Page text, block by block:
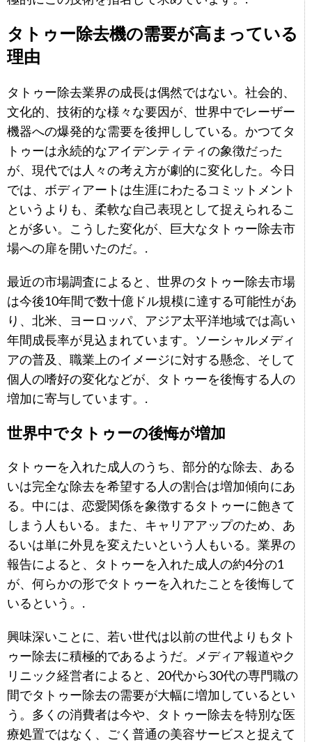
タトゥー除去機の需要が高まっている
理由
タトゥー除去業界の成長は偶然ではない。社会的、
文化的、技術的な様々な要因が、世界中でレーザー
機器への爆発的な需要を後押ししている。かつてタ
トゥーは永続的なアイデンティティの象徴だった
が、現代では人々の考え方が劇的に変化した。今日
では、ボディアートは生涯にわたるコミットメント
というよりも、柔軟な自己表現として捉えられるこ
とが多い。こうした変化が、巨大なタトゥー除去市
場への扉を開いたのだ。.
最近の市場調査によると、世界のタトゥー除去市場
は今後10年間で数十億ドル規模に達する可能性があ
り、北米、ヨーロッパ、アジア太平洋地域では高い
年間成長率が見込まれています。ソーシャルメディ
アの普及、職業上のイメージに対する懸念、そして
個人の嗜好の変化などが、タトゥーを後悔する人の
増加に寄与しています。.
世界中でタトゥーの後悔が増加
タトゥーを入れた成人のうち、部分的な除去、ある
いは完全な除去を希望する人の割合は増加傾向にあ
る。中には、恋愛関係を象徴するタトゥーに飽きて
しまう人もいる。また、キャリアアップのため、あ
るいは単に外見を変えたいという人もいる。業界の
報告によると、タトゥーを入れた成人の約4分の1
が、何らかの形でタトゥーを入れたことを後悔して
いるという。.
興味深いことに、若い世代は以前の世代よりもタト
ゥー除去に積極的であるようだ。メディア報道やク
リニック経営者によると、20代から30代の専門職の
間でタトゥー除去の需要が大幅に増加しているとい
う。多くの消費者は今や、タトゥー除去を特別な医
療処置ではなく、ごく普通の美容サービスと捉えて